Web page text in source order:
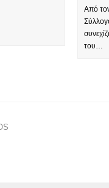
Από
του…